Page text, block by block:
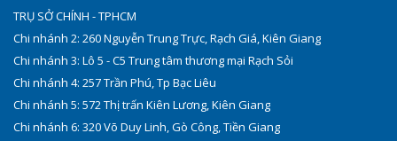
TRỤ SỞ CHÍNH - TPHCM
Chi nhánh 2: 260 Nguyễn Trung Trực, Rạch Giá, Kiên Giang
Chi nhánh 3: Lô 5 - C5 Trung tâm thương mại Rạch Sỏi
Chi nhánh 4: 257 Trần Phú, Tp Bạc Liêu
Chi nhánh 5: 572 Thị trấn Kiên Lương, Kiên Giang
Chi nhánh 6: 320 Võ Duy Linh, Gò Công, Tiền Giang